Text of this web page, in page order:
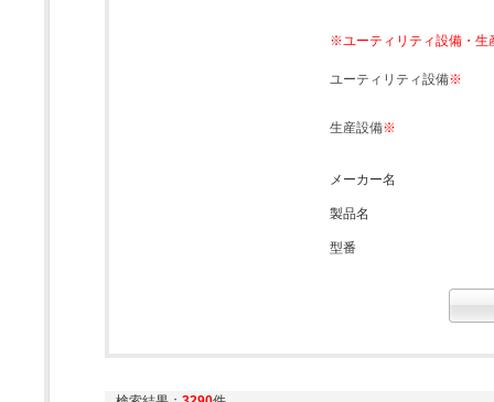
※ユーティリティ設備・生
ユーティリティ設備※
生産設備※
メーカー名
製品名
型番